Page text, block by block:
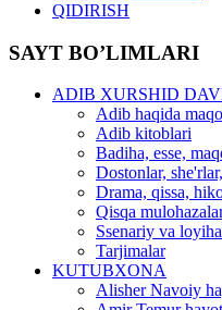
QIDIRISH
SAYT BO’LIMLARI
ADIB XURSHID
Adib haqida
Adib kitoblari
Badiha, esse,
Dostonlar,
Drama, qissa,
Qisqa
Ssenariy va
Tarjimalar
KUTUBXONA
Alisher Navoiy